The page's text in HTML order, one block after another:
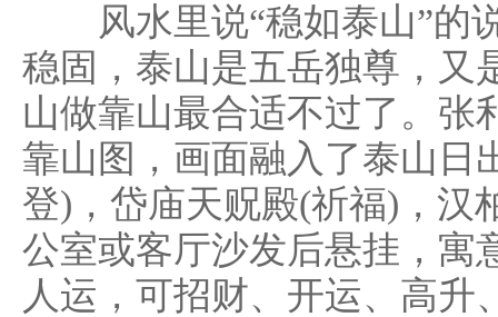
风水里说“稳如泰山”的
稳固，泰山是五岳独尊，又
山做靠山最合适不过了。张
靠山图，画面融入了泰山日
登)，岱庙天贶殿(祈福)，
公室或客厅沙发后悬挂，寓
人运，可招财、开运、高升